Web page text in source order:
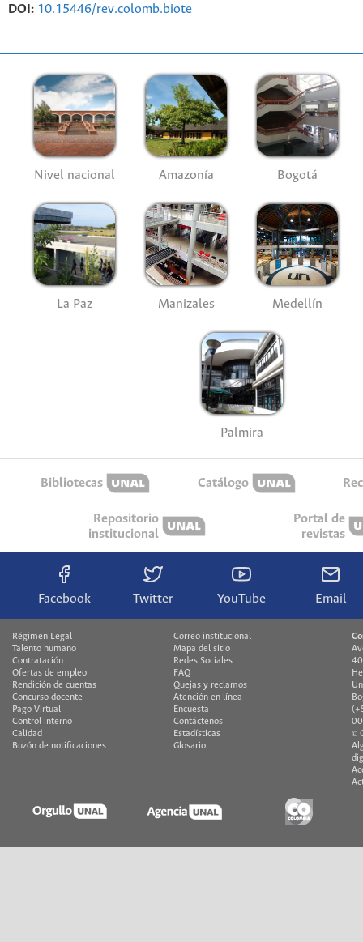
DOI: 10.15446/rev.colomb.biote
Nivel nacional Amazonía Bogotá
La Paz Manizales Medellín
Palmira
Bibliotecas Catálogo
Repositorio
institucional
Portal de
revistas
Facebook Twitter YouTube Email
Régimen Legal
Talento humano
Contratación
Ofertas de empleo
Rendición de cuentas
Concurso docente
Pago Virtual
Control interno
Calidad
Buzón de notificaciones
Correo institucional
Mapa del sitio
Redes Sociales
FAQ
Quejas y reclamos
Atención en línea
Encuesta
Contáctenos
Estadísticas
Glosario
©